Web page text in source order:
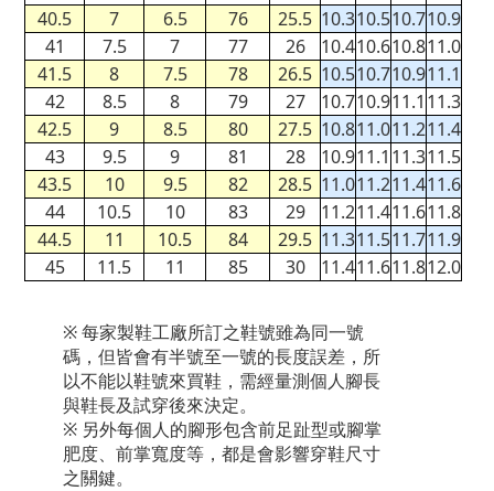
40.5
7 6.5 76 25.5 10.310.510.710.9
41
7.5 7 77 26 10.410.610.811.0
41.5
8 7.5 78 26.5 10.510.710.911.1
42
8.5 8 79 27 10.710.911.1 11.3
42.5
9 8.5 80 27.5 10.811.011.211.4
43
9.5 9 81 28 10.911.1 11.311.5
43.5
10 9.5 82 28.5 11.011.211.411.6
44
10.5 10 83 29 11.211.411.611.8
44.5
11 10.5 84 29.5 11.311.511.711.9
45
11.5 11 85 30 11.411.611.812.0
※ 每家製鞋工廠所訂之鞋號雖為同一號
碼，但皆會有半號至一號的長度誤差，所
以不能以鞋號來買鞋，需經量測個人腳長
與鞋長及試穿後來決定。
※ 另外每個人的腳形包含前足趾型或腳掌
肥度、前掌寬度等，都是會影響穿鞋尺寸
之關鍵。